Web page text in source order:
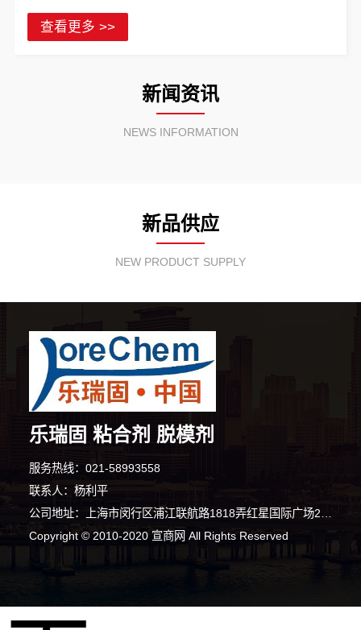
查看更多 >>
新闻资讯
NEWS INFORMATION
新品供应
NEW PRODUCT SUPPLY
乐瑞固 粘合剂 脱模剂
服务热线：021-58993558
联系人：杨利平
Copyright © 2010-2020 宣商网 All Rights Reserved
8分钟前 田女士 正在咨询
1分钟前 廖女士 正在咨询